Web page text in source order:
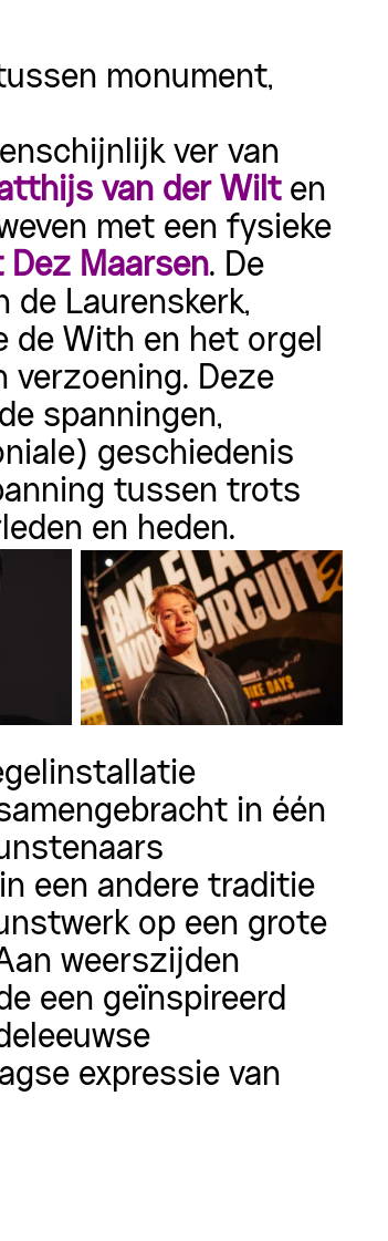
monument,
ver van
van der Wilten
met een fysieke
Maarsen. De
Laurenskerk,
With en het orgel
verzoening. Deze
spanningen,
geschiedenis
tussen trots
en heden.
in één
een andere traditie
op een grote
weerszijden
een geïnspireerd
expressie van